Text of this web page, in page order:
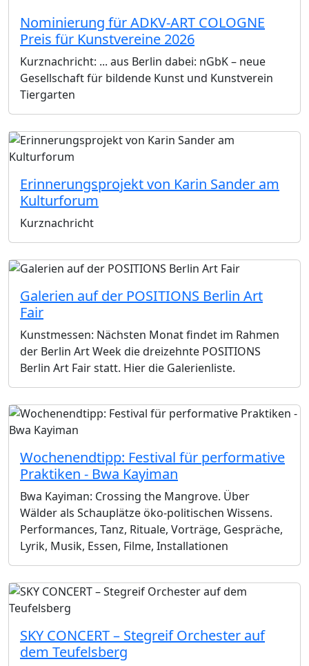
Nominierung für ADKV-ART COLOGNE
Preis für Kunstvereine 2026
Kurznachricht: ... aus Berlin dabei: nGbK – neue
Gesellschaft für bildende Kunst und Kunstverein
Tiergarten
Erinnerungsprojekt von Karin Sander am
Kulturforum
Kurznachricht
Galerien auf der POSITIONS Berlin Art
Fair
Kunstmessen: Nächsten Monat findet im Rahmen
der Berlin Art Week die dreizehnte POSITIONS
Berlin Art Fair statt. Hier die Galerienliste.
Wochenendtipp: Festival für performative
Praktiken - Bwa Kayiman
Bwa Kayiman: Crossing the Mangrove. Über
Wälder als Schauplätze öko-politischen Wissens.
Performances, Tanz, Rituale, Vorträge, Gespräche,
Lyrik, Musik, Essen, Filme, Installationen
SKY CONCERT – Stegreif Orchester auf
dem Teufelsberg